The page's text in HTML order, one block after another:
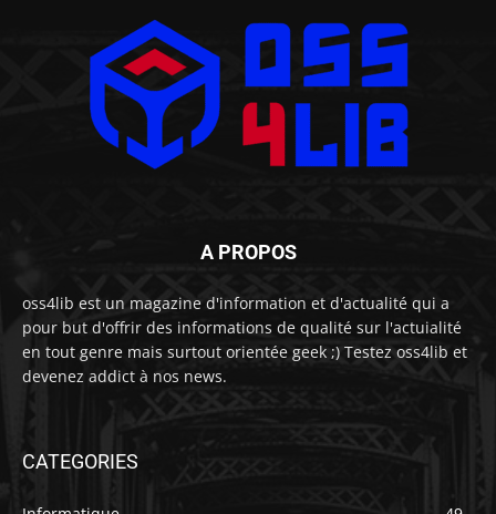
A PROPOS
oss4lib est un magazine d'information et d'actualité qui a
pour but d'offrir des informations de qualité sur l'actuialité
en tout genre mais surtout orientée geek ;) Testez oss4lib et
devenez addict à nos news.
CATEGORIES